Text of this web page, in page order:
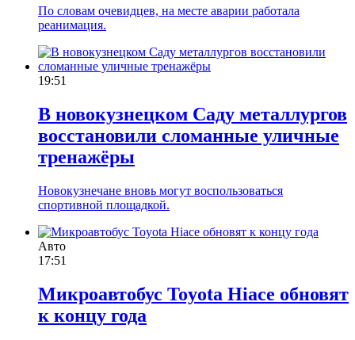
По словам очевидцев, на месте аварии работала
реанимация.
19:51
В новокузнецком Саду металлургов
восстановили сломанные уличные
тренажёры
Новокузнечане вновь могут воспользоваться
спортивной площадкой.
Авто
17:51
Микроавтобус Toyota Hiace обновят
к концу года